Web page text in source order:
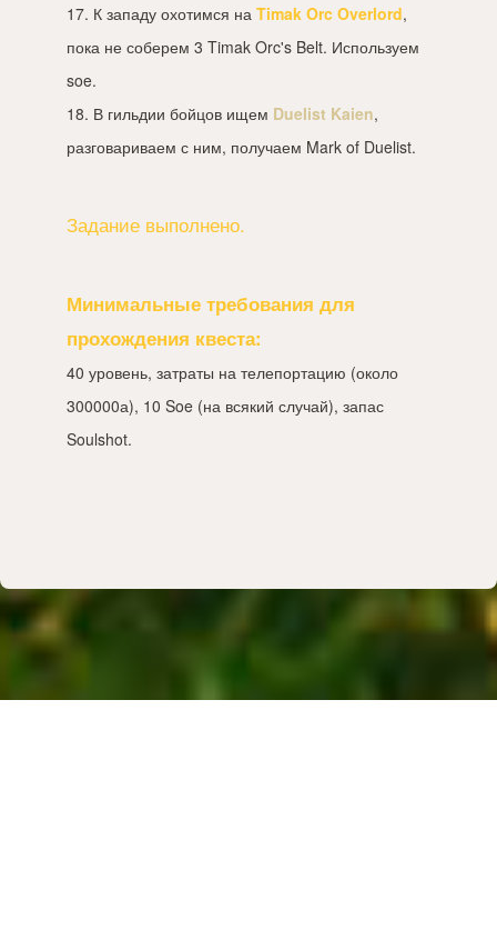
17. К западу охотимся на Timak Orc Overlord,
пока не соберем 3 Timak Orc's Belt. Используем
soe.
18. В гильдии бойцов ищем Duelist Kaien,
разговариваем с ним, получаем Mark of Duelist.
Задание выполнено.
Минимальные требования для
прохождения квеста:
40 уровень, затраты на телепортацию (около
300000а), 10 Soe (на всякий случай), запас
Soulshot.